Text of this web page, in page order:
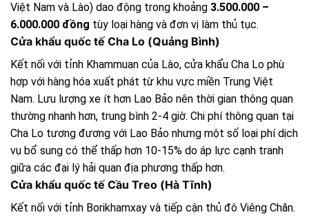
Việt Nam và Lào) dao động trong khoảng 3.500.000 –
6.000.000 đồng tùy loại hàng và đơn vị làm thủ tục.
Cửa khẩu quốc tế Cha Lo (Quảng Bình)
Kết nối với tỉnh Khammuan của Lào, cửa khẩu Cha Lo phù
hợp với hàng hóa xuất phát từ khu vực miền Trung Việt
Nam. Lưu lượng xe ít hơn Lao Bảo nên thời gian thông quan
thường nhanh hơn, trung bình 2-4 giờ. Chi phí thông quan tại
Cha Lo tương đương với Lao Bảo nhưng một số loại phí dịch
vụ bổ sung có thể thấp hơn 10-15% do áp lực cạnh tranh
giữa các đại lý hải quan địa phương thấp hơn.
Cửa khẩu quốc tế Cầu Treo (Hà Tĩnh)
Kết nối với tỉnh Borikhamxay và tiếp cận thủ đô Viêng Chăn.